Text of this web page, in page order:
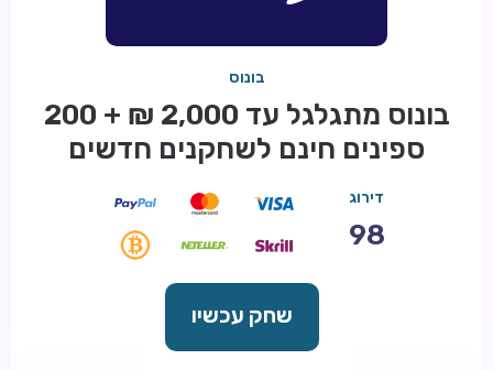
בונוס
בונוס מתגלגל עד 2,000 ₪ + 200
ספינים חינם לשחקנים חדשים
דירוג
98
שחק עכשיו